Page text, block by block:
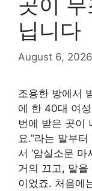
닙니다
August 6, 2026
조용한 방에서
에 한 40대 여
번에 받은 곳이
요.”라는 말부
서 ‘암실소문
거의 끄고, 말
이었죠. 처음에